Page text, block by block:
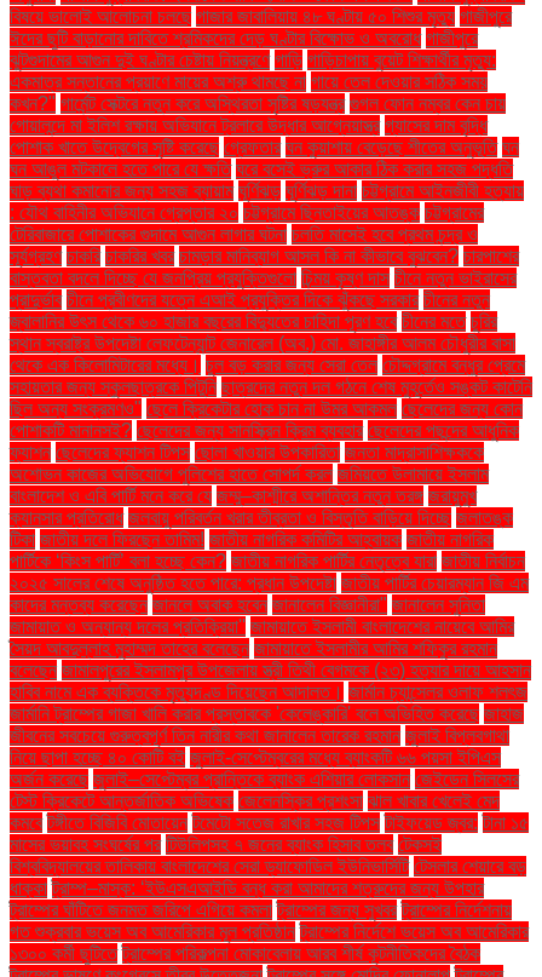
বিষয়ে ভালোই আলোচনা চলছে গাজার জাবালিয়ায় ৪৮ ঘণ্টায় ৫০ শিশুর মৃত্যু গাজীপুরে
ঈদের ছুটি বাড়ানোর দাবিতে শ্রমিকদের দেড় ঘণ্টার বিক্ষোভ ও অবরোধ গাজীপুরে
ঝুটগুদামের আগুন দুই ঘণ্টার চেষ্টায় নিয়ন্ত্রণে গাড়ি গাড়িচাপায় বুয়েট শিক্ষার্থীর মৃত্যু:
একমাত্র সন্তানের প্রয়াণে মায়ের অশ্রু থামছে না গায়ে তেল দেওয়ার সঠিক সময়
কখন?" গার্মেন্ট সেক্টরে নতুন করে অস্থিরতা সৃষ্টির ষড়যন্ত্র গুগল ফোন নম্বর কেন চায়
গোয়ালন্দে মা ইলিশ রক্ষায় অভিযানে ট্রলারে উদ্ধার আগ্নেয়াস্ত্র গ্যাসের দাম বৃদ্ধি
পোশাক খাতে উদ্বেগের সৃষ্টি করেছে গ্রেফতার ঘন কুয়াশায় বেড়েছে শীতের অনুভূতি ঘন
ঘন আঙুল মটকালে হতে পারে যে ক্ষতি ঘরে বসেই ভ্রুর আকার ঠিক করার সহজ পদ্ধতি
ঘাড় ব্যথা কমানোর জন্য সহজ ব্যায়াম ঘূর্ণিঝড় ঘূর্ণিঝড় দানা চট্টগ্রামে আইনজীবী হত্যায়
: যৌথ বাহিনীর অভিযানে গ্রেপ্তার ২০ চট্টগ্রামে ছিনতাইয়ের আতঙ্ক চট্টগ্রামের
টেরিবাজারে পোশাকের গুদামে আগুন লাগার ঘটনা চলতি মাসেই হবে প্রথম চন্দ্র ও
সূর্যগ্রহণ চাকরি চাকরির খবর চামড়ার মানিব্যাগ আসল কি না কীভাবে বুঝবেন? চারপাশের
বাস্তবতা বদলে দিচ্ছে যে জনপ্রিয় প্রযুক্তিগুলো চিন্ময় কৃষ্ণ দাস চীনে নতুন ভাইরাসের
প্রাদুর্ভাব চীনে প্রবীণদের যত্নে এআই প্রযুক্তির দিকে ঝুঁকছে সরকার চীনের নতুন
জ্বালানির উৎস থেকে ৬০ হাজার বছরের বিদ্যুতের চাহিদা পূরণ হবে চীনের মতে চুরির
স্থান স্বরাষ্ট্র উপদেষ্টা লেফটেন্যান্ট জেনারেল (অব.) মো. জাহাঙ্গীর আলম চৌধুরীর বাসা
থেকে এক কিলোমিটারের মধ্যে। চুল বড় করার জন্য সেরা তেল চৌদ্দগ্রামে বন্ধুর প্রেমে
সহায়তার জন্য স্কুলছাত্রকে পিটুনি ছাত্রদের নতুন দল গঠনে শেষ মুহূর্তেও সঙ্কট কাটেনি
ছিল অন্য সংক্রমণও" ছেলে ক্রিকেটার হোক চান না উমর আকমল ছেলেদের জন্য কোন
পোশাকটি মানানসই? ছেলেদের জন্য সানস্ক্রিন ক্রিম ব্যবহার ছেলেদের পছন্দের আধুনিক
ফ্যাশন ছেলেদের ফ্যাশন টিপস ছোলা খাওয়ার উপকারিতা জনতা মাদ্রাসাশিক্ষককে
অশোভন কাজের অভিযোগে পুলিশের হাতে সোপর্দ করল জমিয়তে উলামায়ে ইসলাম
বাংলাদেশ ও এবি পার্টি মনে করে যে জম্মু–কাশ্মীরে অশান্তির নতুন তরঙ্গ জরায়ুমুখ
ক্যানসার প্রতিরোধ জলবায়ু পরিবর্তন খরার তীব্রতা ও বিস্তৃতি বাড়িয়ে দিচ্ছে জলাতঙ্ক
টিকা জাতীয় দলে ফিরছেন তামিম! জাতীয় নাগরিক কমিটির আহ্বায়ক জাতীয় নাগরিক
পার্টিকে ‘কিংস পার্টি’ বলা হচ্ছে কেন? জাতীয় নাগরিক পার্টির নেতৃত্বে যারা জাতীয় নির্বাচন
২০২৫ সালের শেষে অনুষ্ঠিত হতে পারে: প্রধান উপদেষ্টা জাতীয় পার্টির চেয়ারম্যান জি এম
কাদের মন্তব্য করেছেন জানলে অবাক হবেন জানালেন বিজ্ঞানীরা" জানালেন সুনিতা
জামায়াত ও অন্যান্য দলের প্রতিক্রিয়া'' জামায়াতে ইসলামী বাংলাদেশের নায়েবে আমির
সৈয়দ আবদুল্লাহ মুহাম্মদ তাহের বলেছেন জামায়াতে ইসলামীর আমির শফিকুর রহমান
বলেছেন জামালপুরের ইসলামপুর উপজেলায় স্ত্রী তিথী বেগমকে (২৩) হত্যার দায়ে আহসান
হাবিব নামে এক ব্যক্তিকে মৃত্যুদণ্ড দিয়েছেন আদালত। জার্মান চ্যান্সেলর ওলাফ শলৎজ
জার্মানি ট্রাম্পের গাজা খালি করার প্রস্তাবকে 'কেলেঙ্কারি' বলে অভিহিত করেছে জাহাজ
জীবনের সবচেয়ে গুরুত্বপূর্ণ তিন নারীর কথা জানালেন তারেক রহমান জুলাই বিপ্লবগাথা
নিয়ে ছাপা হচ্ছে ৪০ কোটি বই জুলাই-সেপ্টেম্বরের মধ্যে ব্যাংকটি ৬৬ পয়সা ইপিএস
অর্জন করেছে জুলাই–সেপ্টেম্বর প্রান্তিকে ব্যাংক এশিয়ার লোকসান জেইডেন সিলসের
টেস্ট ক্রিকেটে আন্তর্জাতিক অভিষেক জেলেনস্কির প্রশংসা ঝাল খাবার খেলেই মেদ
কমবে টঙ্গীতে বিজিবি মোতায়েন টমেটো সতেজ রাখার সহজ টিপস টাইফয়েড জ্বর: টানা ১৫
মাসের ভয়াবহ সংঘর্ষের পর টিউলিপসহ ৭ জনের ব্যাংক হিসাব তলব টেকসই
বিশ্ববিদ্যালয়ের তালিকায় বাংলাদেশের সেরা ড্যাফোডিল ইউনিভার্সিটি টেসলার শেয়ারে বড়
ধাক্কা ট্রাম্প–মাস্ক: ‘ইউএসএআইডি বন্ধ করা আমাদের শত্রুদের জন্য উপহার
ট্রাম্পের ঘাঁটিতে জনমত জরিপে এগিয়ে কমলা ট্রাম্পের জন্য সুখবর ট্রাম্পের নির্দেশনায়
গত শুক্রবার ভয়েস অব আমেরিকার মূল প্রতিষ্ঠান ট্রাম্পের নির্দেশে ভয়েস অব আমেরিকার
১৩০০ কর্মী ছুটিতে ট্রাম্পের পরিকল্পনা মোকাবেলায় আরব শীর্ষ কূটনীতিকদের বৈঠক